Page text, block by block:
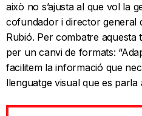
això no s’ajusta al que vol la
cofundador i director general
Rubió. Per combatre aquesta
per un canvi de formats:
facilitem la informació que
llenguatge visual que es parla